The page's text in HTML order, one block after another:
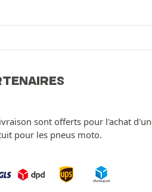
sont offerts pour l'achat
pour les pneus moto.